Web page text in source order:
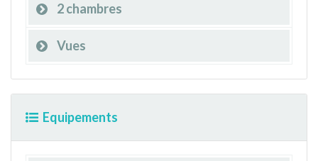
2 chambres
Vues
Equipements